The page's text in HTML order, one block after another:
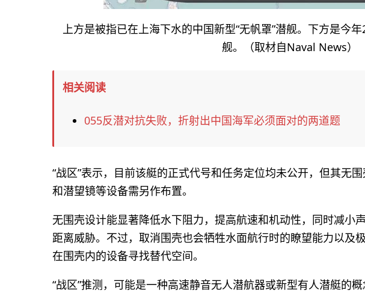
上方是被指已在上海下水的中国新型“无帆罩”潜舰。下方是今
舰。（取材自Naval News）
相关阅读
055反潜对抗失败，折射出中国海军必须面对的两道题
“战区”表示，目前该艇的正式代号和任务定位均未公开，但其无
和潜望镜等设备需另作布置。
无围壳设计能显著降低水下阻力，提高航速和机动性，同时减小
距离威胁。不过，取消围壳也会牺牲水面航行时的瞭望能力以及
在围壳内的设备寻找替代空间。
“战区”推测，可能是一种高速静音无人潜航器或新型有人潜艇的